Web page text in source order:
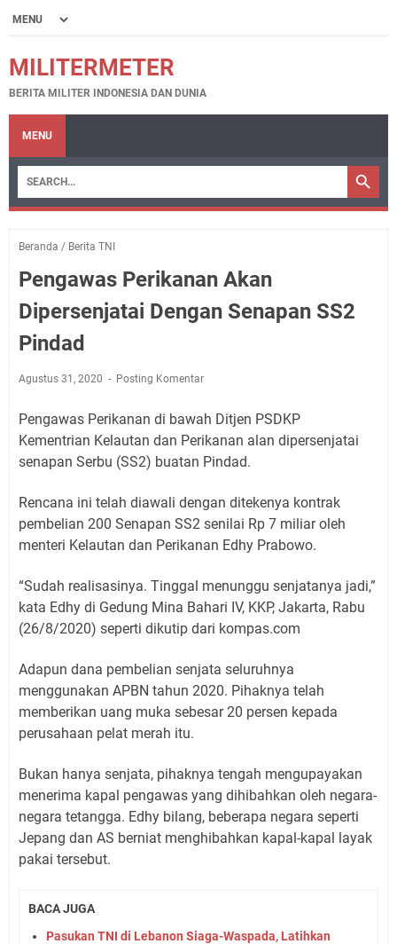
MILITERMETER
BERITA MILITER INDONESIA DAN DUNIA
MENU
Beranda / Berita TNI
Pengawas Perikanan Akan
Dipersenjatai Dengan Senapan SS2
Pindad
Agustus 31, 2020 Posting Komentar
Pengawas Perikanan di bawah Ditjen PSDKP
Kementrian Kelautan dan Perikanan alan dipersenjatai
senapan Serbu (SS2) buatan Pindad.
Rencana ini telah diawali dengan ditekenya kontrak
pembelian 200 Senapan SS2 senilai Rp 7 miliar oleh
menteri Kelautan dan Perikanan Edhy Prabowo.
“Sudah realisasinya. Tinggal menunggu senjatanya jadi,”
kata Edhy di Gedung Mina Bahari IV, KKP, Jakarta, Rabu
(26/8/2020) seperti dikutip dari kompas.com
Adapun dana pembelian senjata seluruhnya
menggunakan APBN tahun 2020. Pihaknya telah
memberikan uang muka sebesar 20 persen kepada
perusahaan pelat merah itu.
Bukan hanya senjata, pihaknya tengah mengupayakan
menerima kapal pengawas yang dihibahkan oleh negara-
negara tetangga. Edhy bilang, beberapa negara seperti
Jepang dan AS berniat menghibahkan kapal-kapal layak
pakai tersebut.
BACA JUGA
Pasukan TNI di Lebanon Siaga-Waspada, Latihkan